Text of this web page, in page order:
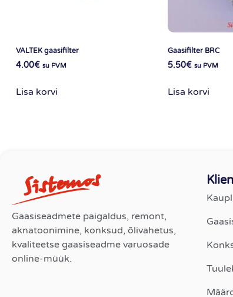
VALTEK gaasifilter
4.00€ su PVM
Lisa korvi
Gaasifilter BRC
5.50€ su PVM
Lisa korvi
Gaasiseadmete paigaldus, remont,
aknatoonimine, konksud, õlivahetus,
kvaliteetse gaasiseadme varuosade
online-müük.